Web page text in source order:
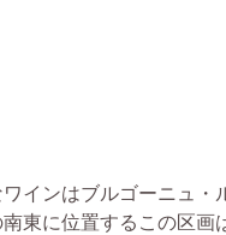
インはブルゴーニュ・
東に位置するこの区画